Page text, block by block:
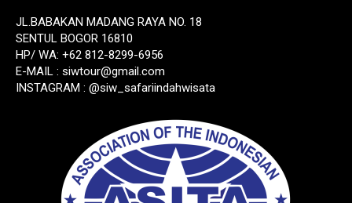
JL.BABAKAN MADANG RAYA NO. 18
SENTUL BOGOR 16810
HP/ WA: +62 812-8299-6956
E-MAIL : siwtour@gmail.com
INSTAGRAM : @siw_safariindahwisata